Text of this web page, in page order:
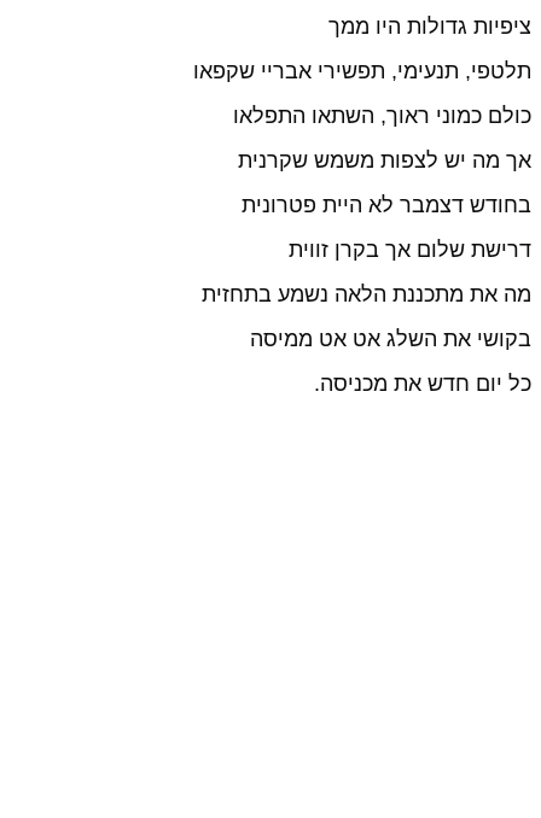
ציפיות גדולות היו ממך
תלטפי, תנעימי, תפשירי אבריי שקפאו
כולם כמוני ראוך, השתאו התפלאו
אך מה יש לצפות משמש שקרנית
בחודש דצמבר לא היית פטרונית
דרישת שלום אך בקרן זווית
מה את מתכננת הלאה נשמע בתחזית
בקושי את השלג אט אט ממיסה
כל יום חדש את מכניסה.